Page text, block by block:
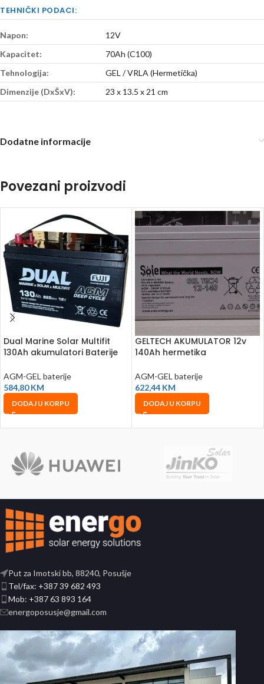
TEHNIČKI PODACI:
Napon:
12V
Kapacitet:
70Ah (C100)
Tehnologija:
GEL / VRLA (Hermetička)
Dimenzije (DxŠxV):
23 x 13.5 x 21 cm
Dodatne informacije
Povezani proizvodi
Dual Marine Solar Multifit
130Ah akumulatori Baterije
AGM-GEL baterije
584,80KM
DODAJ U KORPU
GELTECH AKUMULATOR 12v
140Ah hermetika
AGM-GEL baterije
622,44 KM
DODAJ U KORPU
Put za Imotski bb, 88240, Posušje
Tel/fax: +387 39 682 493
Mob: +387 63 893 164
energoposusje@gmail.com